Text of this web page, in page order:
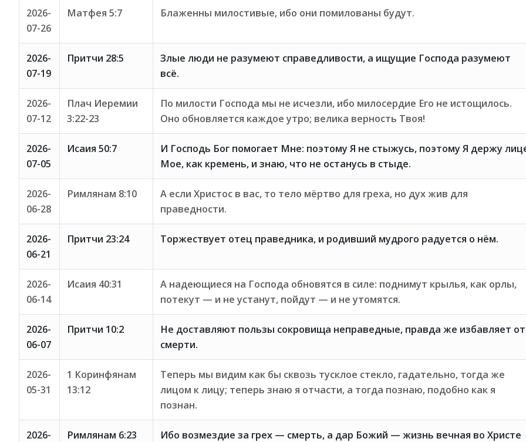
2026-
07-26
Матфея 5:7 Блаженны милостивые, ибо они помилованы будут.
2026-
07-19
Притчи 28:5
Злые люди не разумеют справедливости, а ищущие Господа разумеют
всё.
2026-
07-12
Плач Иеремии
3:22-23
По милости Господа мы не исчезли, ибо милосердие Его не истощилось.
Оно обновляется каждое утро; велика верность Твоя!
2026-
07-05
Исаия 50:7
И Господь Бог помогает Мне: поэтому Я не стыжусь, поэтому Я держу
Мое, как кремень, и знаю, что не останусь в стыде.
2026-
06-28
Римлянам 8:10
А если Христос в вас, то тело мёртво для греха, но дух жив для
праведности.
2026-
06-21
Притчи 23:24 Торжествует отец праведника, и родивший мудрого радуется о нём.
2026-
06-14
Исаия 40:31
А надеющиеся на Господа обновятся в силе: поднимут крылья, как орлы,
потекут — и не устанут, пойдут — и не утомятся.
2026-
06-07
Притчи 10:2
Не доставляют пользы сокровища неправедные, правда же избавляет от
смерти.
2026-
05-31
1 Коринфянам
13:12
Теперь мы видим как бы сквозь тусклое стекло, гадательно, тогда же
лицом к лицу; теперь знаю я отчасти, а тогда познаю, подобно как я
познан.
2026-
Римлянам 6:23
Ибо возмездие за грех — смерть, а дар Божий — жизнь вечная во Христе